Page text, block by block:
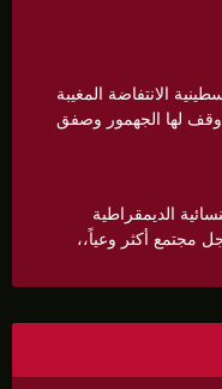
الانتفاضة المغيبة
لها الجهمور وصفق
الديمقراطية
مجتمع أكثر وعياً،،
سيدات الحي.